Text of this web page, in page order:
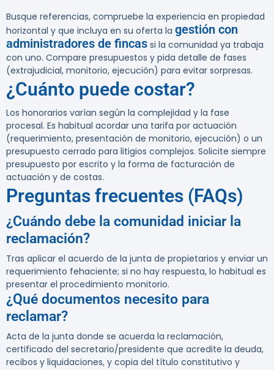
Busque referencias, compruebe la experiencia en propiedad
horizontal y que incluya en su oferta la gestión con
administradores de fincas si la comunidad ya trabaja
con uno. Compare presupuestos y pida detalle de fases
(extrajudicial, monitorio, ejecución) para evitar sorpresas.
¿Cuánto puede costar?
Los honorarios varían según la complejidad y la fase
procesal. Es habitual acordar una tarifa por actuación
(requerimiento, presentación de monitorio, ejecución) o un
presupuesto cerrado para litigios complejos. Solicite siempre
presupuesto por escrito y la forma de facturación de
actuación y de costas.
Preguntas frecuentes (FAQs)
¿Cuándo debe la comunidad iniciar la
reclamación?
Tras aplicar el acuerdo de la junta de propietarios y enviar un
requerimiento fehaciente; si no hay respuesta, lo habitual es
presentar el procedimiento monitorio.
¿Qué documentos necesito para
reclamar?
Acta de la junta donde se acuerda la reclamación,
certificado del secretario/presidente que acredite la deuda,
recibos y liquidaciones, y copia del título constitutivo y